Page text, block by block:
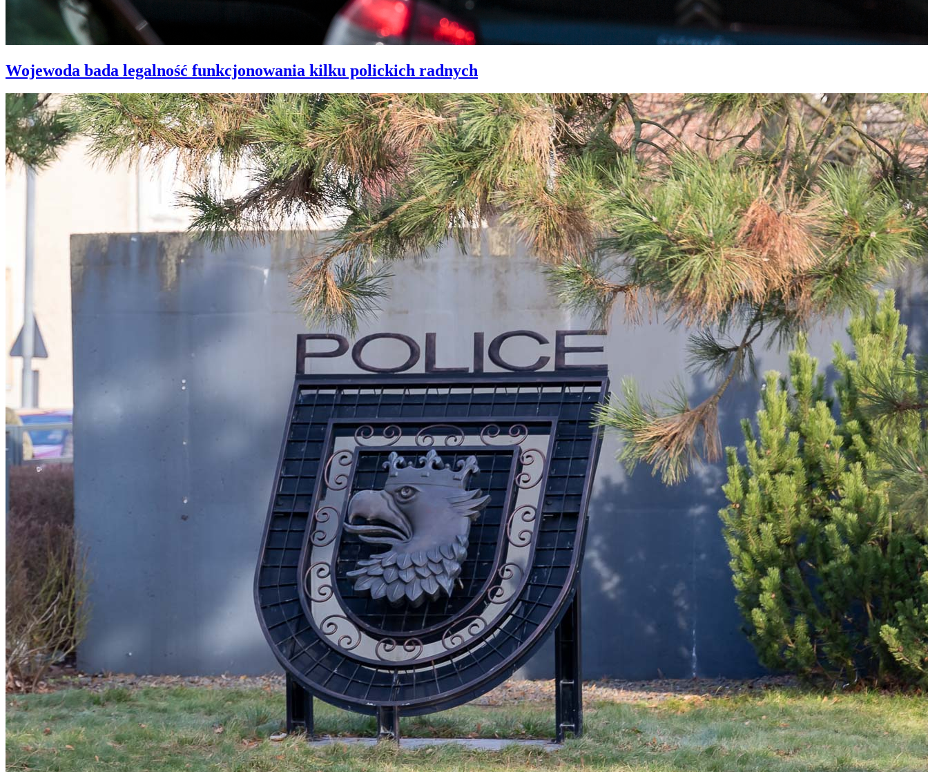
Wojewoda bada legalność funkcjonowania kilku polickich radnych